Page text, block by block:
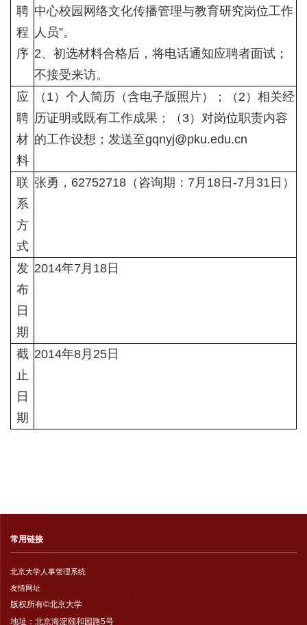
聘
程
序
中心校园网络文化传播管理与教育研究岗位工作
人员”。
2、初选材料合格后，将电话通知应聘者面试；
不接受来访。
应
聘
材
料
（1）个人简历（含电子版照片）；（2）相关经
历证明或既有工作成果；（3）对岗位职责内容
的工作设想；发送至gqnyj@pku.edu.cn
联
系
方
式
张勇，62752718（咨询期：7月18日-7月31日）
发
布
日
期
2014年7月18日
截
止
日
期
2014年8月25日
常用链接
北京大学人事管理系统
友情网址
版权所有©北京大学
地址：北京海淀颐和园路5号